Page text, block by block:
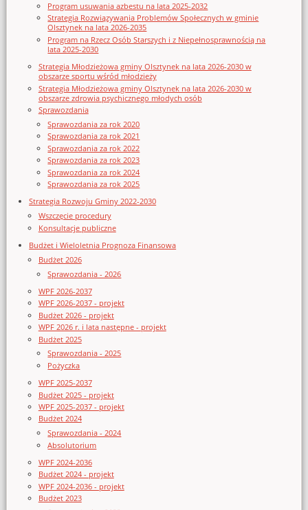
Program usuwania azbestu na lata 2025-2032
Strategia Rozwiązywania Problemów Społecznych w gminie
Olsztynek na lata 2026-2035
Program na Rzecz Osób Starszych i z Niepełnosprawnością na
lata 2025-2030
Strategia Młodzieżowa gminy Olsztynek na lata 2026-2030 w
obszarze sportu wśród młodzieży
Strategia Młodzieżowa gminy Olsztynek na lata 2026-2030 w
obszarze zdrowia psychicznego młodych osób
Sprawozdania
Sprawozdania za rok 2020
Sprawozdania za rok 2021
Sprawozdania za rok 2022
Sprawozdania za rok 2023
Sprawozdania za rok 2024
Sprawozdania za rok 2025
Strategia Rozwoju Gminy 2022-2030
Wszczęcie procedury
Konsultacje publiczne
Budżet i Wieloletnia Prognoza Finansowa
Budżet 2026
Sprawozdania - 2026
WPF 2026-2037
WPF 2026-2037 - projekt
Budżet 2026 - projekt
WPF 2026 r. i lata następne - projekt
Budżet 2025
Sprawozdania - 2025
Pożyczka
WPF 2025-2037
Budżet 2025 - projekt
WPF 2025-2037 - projekt
Budżet 2024
Sprawozdania - 2024
Absolutorium
WPF 2024-2036
Budżet 2024 - projekt
WPF 2024-2036 - projekt
Budżet 2023